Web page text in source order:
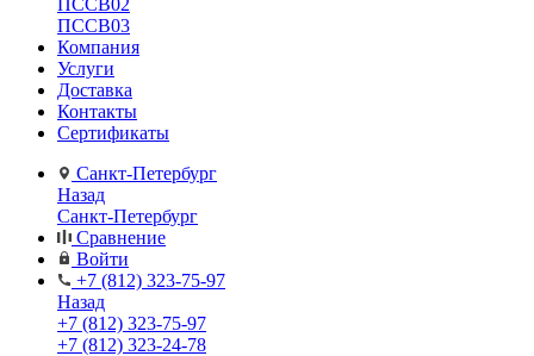
ПССВ02
ПССВ03
Компания
Услуги
Доставка
Контакты
Сертификаты
Санкт-Петербург
Назад
Санкт-Петербург
Сравнение
Войти
+7 (812) 323-75-97
Назад
+7 (812) 323-75-97
+7 (812) 323-24-78